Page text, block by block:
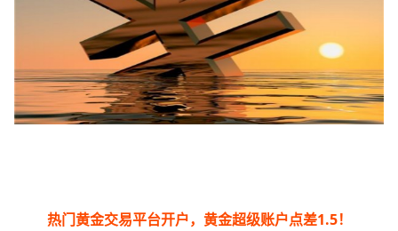
热门黄金交易平台开户，黄金超级账户点差1.5！